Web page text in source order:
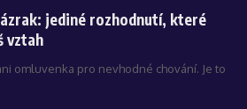
jediné rozhodnutí, které
vztah
omluvenka pro nevhodné chování. Je to